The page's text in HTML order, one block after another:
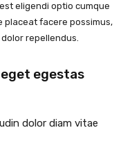
eligendi optio cumque
placeat facere possimus,
repellendus.
egestas
dolor diam vitae